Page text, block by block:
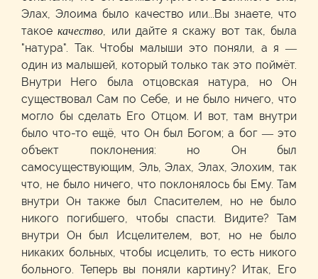
Элах, Элоима было качество или...Вы знаете, что
такоекачество, или дайте я скажу вот так, была
"натура". Так. Чтобы малыши это поняли, а я —
один из малышей, который только так это поймёт.
Внутри Него была отцовская натура, но Он
существовал Сам по Себе, и не было ничего, что
могло бы сделать Его Отцом. И вот, там внутри
было что-то ещё, что Он был Богом; а бог — это
объект поклонения: но Он был
самосуществующим, Эль, Элах, Элах, Элохим, так
что, не было ничего, что поклонялось бы Ему. Там
внутри Он также был Спасителем, но не было
никого погибшего, чтобы спасти. Видите? Там
внутри Он был Исцелителем, вот, но не было
никаких больных, чтобы исцелить, то есть никого
больного. Теперь вы поняли картину? Итак, Его